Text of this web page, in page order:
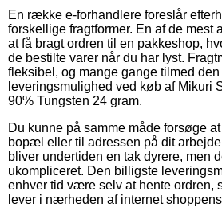
En række e-forhandlere foreslår
forskellige fragtformer. En af de mest
at få bragt ordren til en pakkeshop,
de bestilte varer når du har lyst.
fleksibel, og mange gange tilmed
leveringsmulighed ved køb af Mikuri
90% Tungsten 24 gram.
Du kunne på samme måde forsøge
bopæl eller til adressen på dit
bliver undertiden en tak dyrere, men
ukompliceret. Den billigste
enhver tid være selv at hente ordren,
lever i nærheden af internet